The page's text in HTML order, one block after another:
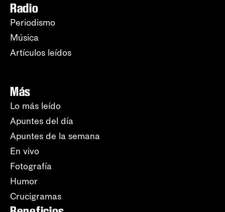
Radio
Periodismo
Música
Artículos leídos
Más
Lo más leído
Apuntes del día
Apuntes de la semana
En vivo
Fotografía
Humor
Crucigramas